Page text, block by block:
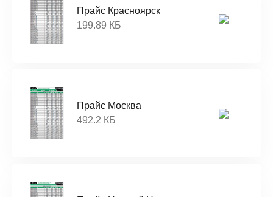
Прайс Красноярск
199.89 КБ
Прайс Москва
492.2 КБ